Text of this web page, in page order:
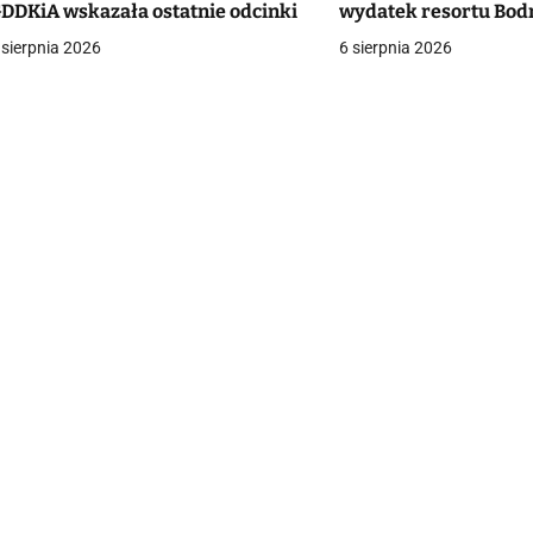
wskazała ostatnie odcinki
2026
wydatek resortu
6 sierpnia 2026